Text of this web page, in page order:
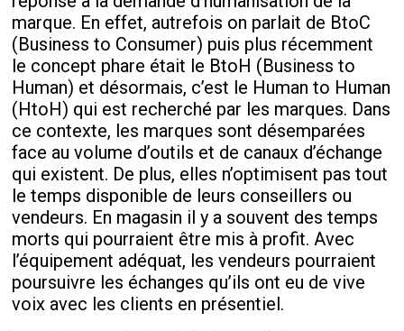
marque. En effet, autrefois on parlait de BtoC
(Business to Consumer) puis plus récemment
le concept phare était le BtoH (Business to
Human) et désormais, c’est le Human to Human
(HtoH) qui est recherché par les marques. Dans
ce contexte, les marques sont désemparées
face au volume d’outils et de canaux d’échange
qui existent. De plus, elles n’optimisent pas tout
le temps disponible de leurs conseillers ou
vendeurs. En magasin il y a souvent des temps
morts qui pourraient être mis à profit. Avec
l’équipement adéquat, les vendeurs pourraient
poursuivre les échanges qu’ils ont eu de vive
voix avec les clients en présentiel.